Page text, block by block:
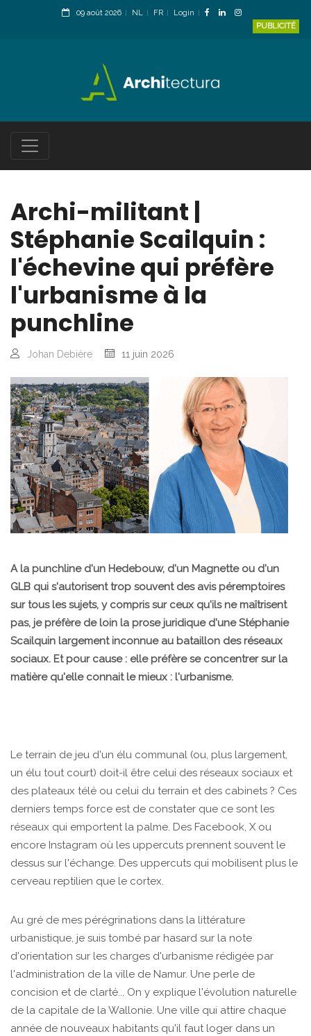
09 août 2026 NL FR
Login
PUBLICITÉ
Archi-militant |
Stéphanie Scailquin :
l'échevine qui préfère
l'urbanisme à la
punchline
Johan Debière 11 juin 2026
A la punchline d'un Hedebouw, d'un Magnette ou d'un
GLB qui s'autorisent trop souvent des avis péremptoires
sur tous les sujets, y compris sur ceux qu'ils ne maîtrisent
pas, je préfère de loin la prose juridique d'une Stéphanie
Scailquin largement inconnue au bataillon des réseaux
sociaux. Et pour cause : elle préfère se concentrer sur la
matière qu'elle connait le mieux : l'urbanisme.
Le terrain de jeu d'un élu communal (ou, plus largement,
un élu tout court) doit-il être celui des réseaux sociaux et
des plateaux télé ou celui du terrain et des cabinets ? Ces
derniers temps force est de constater que ce sont les
réseaux qui emportent la palme. Des Facebook, X ou
encore Instagram où les uppercuts prennent souvent le
dessus sur l'échange. Des uppercuts qui mobilisent plus le
cerveau reptilien que le cortex.
Au gré de mes pérégrinations dans la littérature
urbanistique, je suis tombé par hasard sur la note
d'orientation sur les charges d'urbanisme rédigée par
l'administration de la ville de Namur. Une perle de
concision et de clarté... On y explique l'évolution naturelle
de la capitale de la Wallonie. Une ville qui attire chaque
année de nouveaux habitants qu'il faut loger dans un